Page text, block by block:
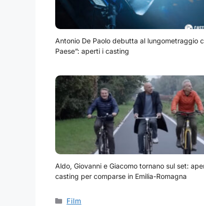
Antonio De Paolo debutta al lungometraggio
Paese”: aperti i casting
Aldo, Giovanni e Giacomo tornano sul set:
casting per comparse in Emilia-Romagna
Categorie
Film